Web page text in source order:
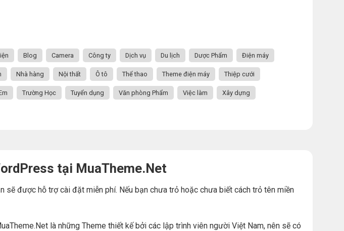
Blog Camera Công ty Dịch vụ Du lịch Dược Phẩm Điện máy
Nhà hàng Nội thất Ô tô Thể thao Theme điện máy Thiệp cưới
Trường Học Tuyển dụng Văn phòng Phẩm Việc làm Xây dựng
tại MuaTheme.Net
sẽ được hỗ trợ cài đặt miễn phí. Nếu bạn chưa trỏ hoặc chưa biết cách trỏ tên miền
là những Theme thiết kế bởi các lập trình viên người Việt Nam, nên sẽ có